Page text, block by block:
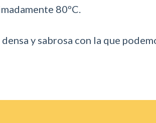
80ºC.
y sabrosa con la que